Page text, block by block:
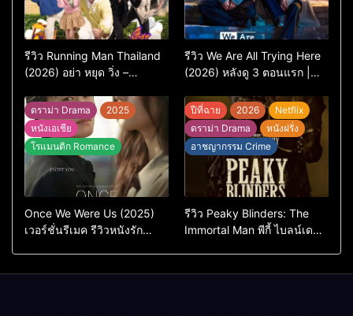
รีวิว Running Man Thailand
(2026) อย่า หยุด วิ่ง –
ต้นฉบับเกาหลี
รีวิว We Are All Trying Here
(2026) หลังดู 3 ตอนแรก |
แต่ยังไปไม่ถึงไหน
ดราม่า Drama
2025
หนังเอเชีย
โรแมนติก Romance
Once We Were Us (2025)
เวอร์ชั่นรีเมค รีวิวหนังรัก
ปีที่ฉาย 2026
Netflix
ดราม่า Drama
หนังฝรั่ง
อาชญากรรม Crime
รีวิว Peaky Blinders: The
Immortal Man พีกี้ ไบลน์เด